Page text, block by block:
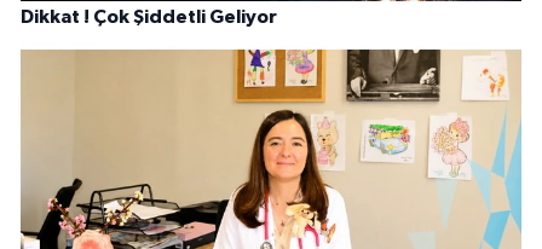
Dikkat ! Çok Şiddetli Geliyor